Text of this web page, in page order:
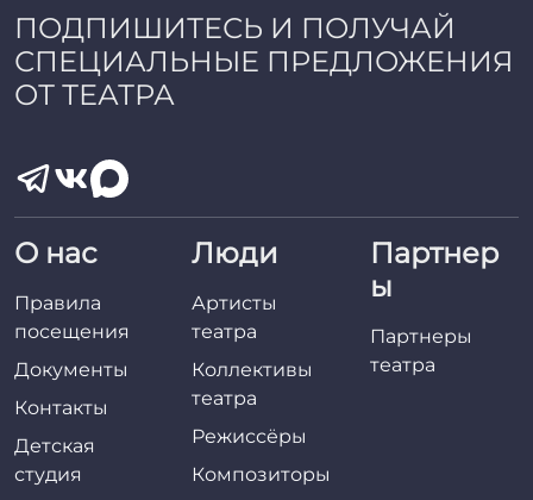
i
n
ПОДПИШИТЕСЬ И ПОЛУЧАЙ
СПЕЦИАЛЬНЫЕ ПРЕДЛОЖЕНИЯ
ОТ ТЕАТРА
О нас
Правила
посещения
Документы
Контакты
Детская
студия
Люди
Артисты
театра
Коллективы
театра
Режиссёры
Композиторы
Партнер
ы
Партнеры
театра